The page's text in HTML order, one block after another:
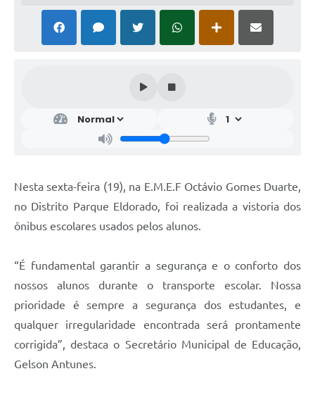
Nesta sexta-feira (19), na E.M.E.F Octávio Gomes Duarte,
no Distrito Parque Eldorado, foi realizada a vistoria dos
ônibus escolares usados pelos alunos.
“É fundamental garantir a segurança e o conforto dos
nossos alunos durante o transporte escolar. Nossa
prioridade é sempre a segurança dos estudantes, e
qualquer irregularidade encontrada será prontamente
corrigida”, destaca o Secretário Municipal de Educação,
Gelson Antunes.